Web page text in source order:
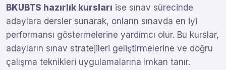
BKUBTS hazırlık kursları ise sınav sürecinde
adaylara dersler sunarak, onların sınavda en iyi
performansı göstermelerine yardımcı olur. Bu kurslar,
adayların sınav stratejileri geliştirmelerine ve doğru
çalışma teknikleri uygulamalarına imkan tanır.